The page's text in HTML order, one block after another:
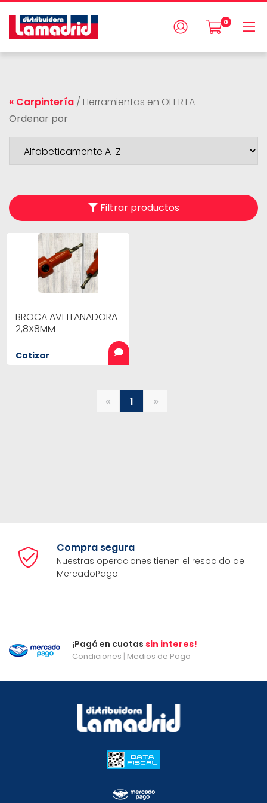
0
« Carpintería / Herramientas en OFERTA
Ordenar por
Filtrar productos
BROCA AVELLANADORA
2,8X8MM
Cotizar
« 1 »
Compra segura
Nuestras operaciones tienen el respaldo de
MercadoPago.
¡Pagá en cuotas sin interes!
Condiciones | Medios de Pago